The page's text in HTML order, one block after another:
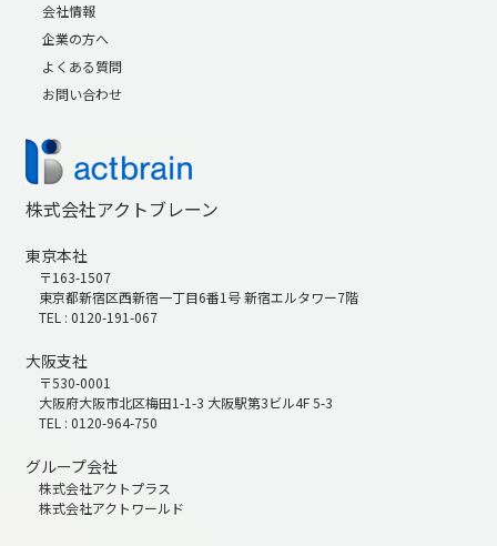
会社情報
企業の方へ
よくある質問
お問い合わせ
株式会社アクトブレーン
東京本社
〒163-1507
東京都新宿区西新宿一丁目6番1号 新宿エルタワー7階
TEL : 0120-191-067
大阪支社
〒530-0001
大阪府大阪市北区梅田1-1-3 大阪駅第3ビル4F 5-3
TEL : 0120-964-750
グループ会社
株式会社アクトプラス
株式会社アクトワールド